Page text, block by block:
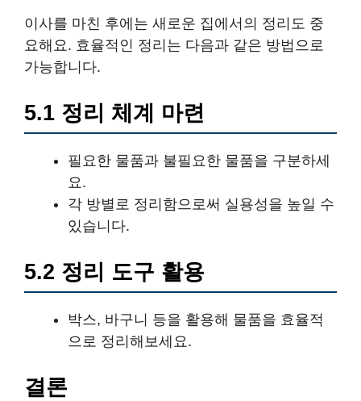
이사를 마친 후에는 새로운 집에서의 정리도 중
요해요. 효율적인 정리는 다음과 같은 방법으로
가능합니다.
5.1 정리 체계 마련
필요한 물품과 불필요한 물품을 구분하세
요.
각 방별로 정리함으로써 실용성을 높일 수
있습니다.
5.2 정리 도구 활용
박스, 바구니 등을 활용해 물품을 효율적
으로 정리해보세요.
결론